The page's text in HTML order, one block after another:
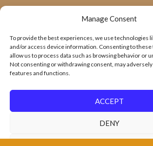
Manage Consent
To provide the best experiences, we use technologies
and/or access device information. Consenting to
allow us to process data such as browsing behavior or
Not consenting or withdrawing consent, may
features and functions.
ACCEPT
DENY
Трапезни маси и столове
Шкафове и витрини